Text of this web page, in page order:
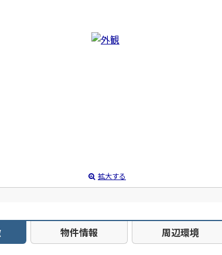
拡大する
物件情報 周辺環境